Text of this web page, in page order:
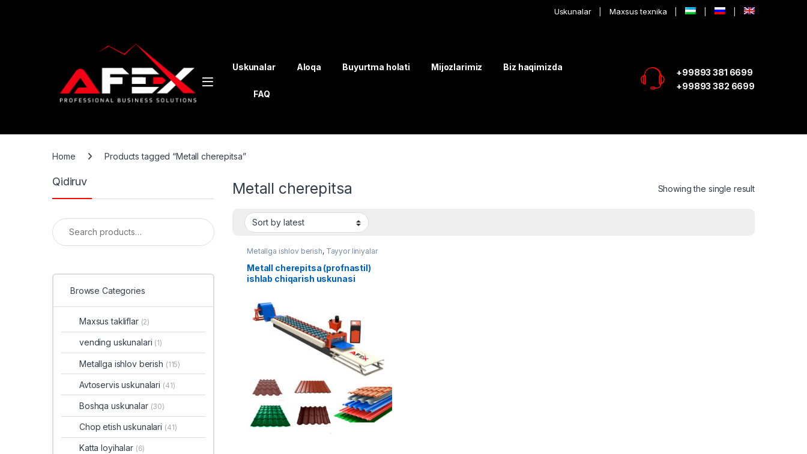
Uskunalar Maxsus texnika
Uskunalar Aloqa Buyurtma holati Mijozlarimiz Biz haqimizda
FAQ
+99893 381 6699
+99893 382 6699
Home Products tagged “Metall cherepitsa”
Metall cherepitsa Showing the single result
Metallga ishlov berish, Tayyor liniyalar
Metall cherepitsa (profnastil)
ishlab chiqarish uskunasi
Qidiruv
Search for:
Browse Categories
Maxsus takliflar (2)
vending uskunalari (1)
Metallga ishlov berish (115)
Avtoservis uskunalari (41)
Boshqa uskunalar (30)
Chop etish uskunalari (41)
Katta loyihalar (6)